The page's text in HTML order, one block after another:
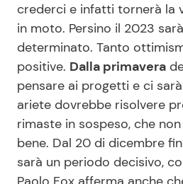
crederci e infatti tornerà la
in moto. Persino il 2023
determinato. Tanto
positive. Dalla primavera
pensare ai progetti e ci
ariete dovrebbe risolvere
rimaste in sospeso, che
bene. Dal 20 di dicembre
sarà un periodo decisivo,